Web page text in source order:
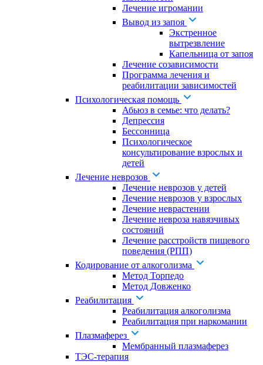
Лечение игромании
Вывод из запоя
Экстренное
вытрезвление
Капельница от запоя
Лечение созависимости
Программа лечения и
реабилитации зависимостей
Психологическая помощь
Абьюз в семье: что делать?
Депрессия
Бессонница
Психологическое
консультирование взрослых и
детей
Лечение неврозов
Лечение неврозов у детей
Лечение неврозов у взрослых
Лечение неврастении
Лечение невроза навязчивых
состояний
Лечение расстройств пищевого
поведения (РПП)
Кодирование от алкоголизма
Метод Торпедо
Метод Довженко
Реабилитация
Реабилитация алкоголизма
Реабилитация при наркомании
Плазмаферез
Мембранный плазмаферез
ТЭС-терапия